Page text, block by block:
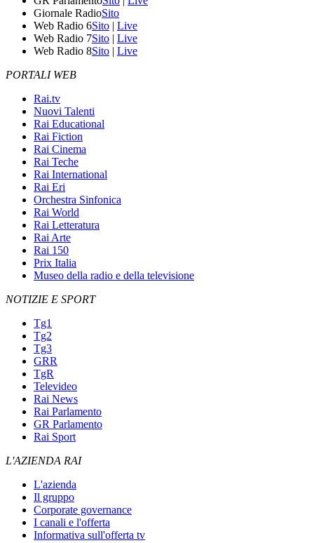
Giornale RadioSito
Web Radio 6Sito | Live
Web Radio 7Sito | Live
Web Radio 8Sito | Live
PORTALI WEB
Rai.tv
Nuovi Talenti
Rai Educational
Rai Fiction
Rai Cinema
Rai Teche
Rai International
Rai Eri
Orchestra Sinfonica
Rai World
Rai Letteratura
Rai Arte
Rai 150
Prix Italia
Museo della radio e della televisione
NOTIZIE E SPORT
Tg1
Tg2
Tg3
GRR
TgR
Televideo
Rai News
Rai Parlamento
GR Parlamento
Rai Sport
L'AZIENDA RAI
L'azienda
Il gruppo
Corporate governance
I canali e l'offerta
Informativa sull'offerta tv